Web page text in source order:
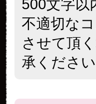
500文字以
不適切な
させて頂
承ください